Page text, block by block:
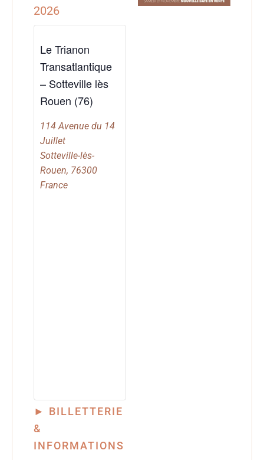
2026
Le Trianon
Transatlantique
– Sotteville lès
Rouen (76)
114 Avenue du 14
Juillet
Sotteville-lès-
Rouen, 76300
France
► BILLETTERIE
&
INFORMATIONS